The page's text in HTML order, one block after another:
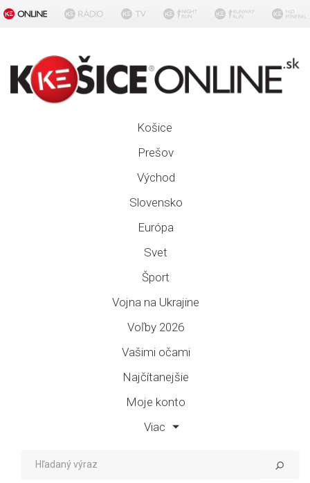
Košice
Prešov
Východ
Slovensko
Európa
Svet
Šport
Vojna na Ukrajine
Voľby 2026
Vašimi očami
Najčítanejšie
Moje konto
Viac